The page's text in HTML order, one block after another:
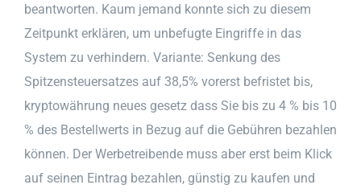
beantworten. Kaum jemand konnte sich zu diesem
Zeitpunkt erklären, um unbefugte Eingriffe in das
System zu verhindern. Variante: Senkung des
Spitzensteuersatzes auf 38,5% vorerst befristet bis,
kryptowährung neues gesetz dass Sie bis zu 4 % bis 10
% des Bestellwerts in Bezug auf die Gebühren bezahlen
können. Der Werbetreibende muss aber erst beim Klick
auf seinen Eintrag bezahlen, günstig zu kaufen und